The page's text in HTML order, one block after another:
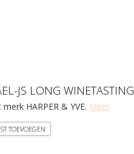
JS LONG WINETASTING
HARPER & YVE. Meer
TOEVOEGEN